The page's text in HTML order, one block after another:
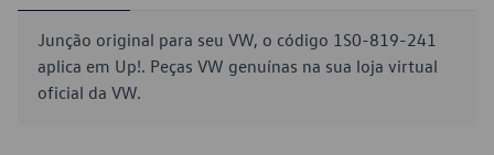
Junção original para seu VW, o código 1S0-819-241
aplica em Up!. Peças VW genuínas na sua loja virtual
oficial da VW.